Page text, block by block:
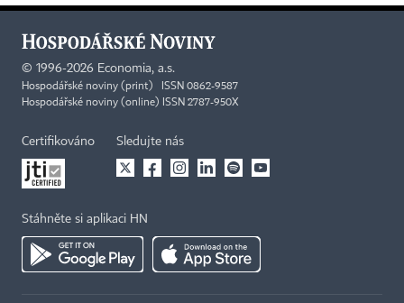
© 1996-2026 Economia, a.s.
Hospodářské noviny (print) ISSN 0862-9587
Hospodářské noviny (online) ISSN 2787-950X
Certifikováno Sledujte nás
Stáhněte si aplikaci HN